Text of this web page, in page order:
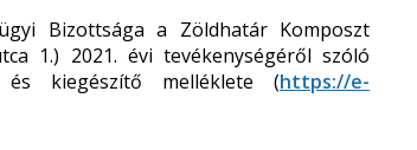
Bizottsága a Zöldhatár Komposzt
1.) 2021. évi tevékenységéről szóló
kiegészítő melléklete (https://e-